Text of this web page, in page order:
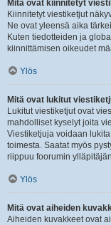
Mitä ovat kiinnitetyt
Kiinnitetyt viestiketjut
Ne ovat yleensä aika
Kuten tiedotteiden ja
kiinnittämisen oikeudet
Ylös
Mitä ovat lukitut
Lukitut viestiketjut ovat
mahdolliset kyselyt joita
Viestiketjuja voidaan
toimesta. Saatat myös
riippuu foorumin
Ylös
Mitä ovat aiheiden
Aiheiden kuvakkeet ovat